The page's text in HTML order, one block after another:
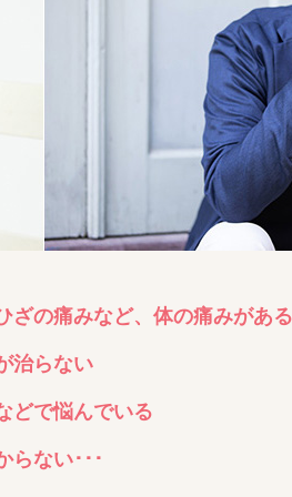
ざの痛みなど、体の痛みがある
治らない
どで悩んでいる
らない･･･